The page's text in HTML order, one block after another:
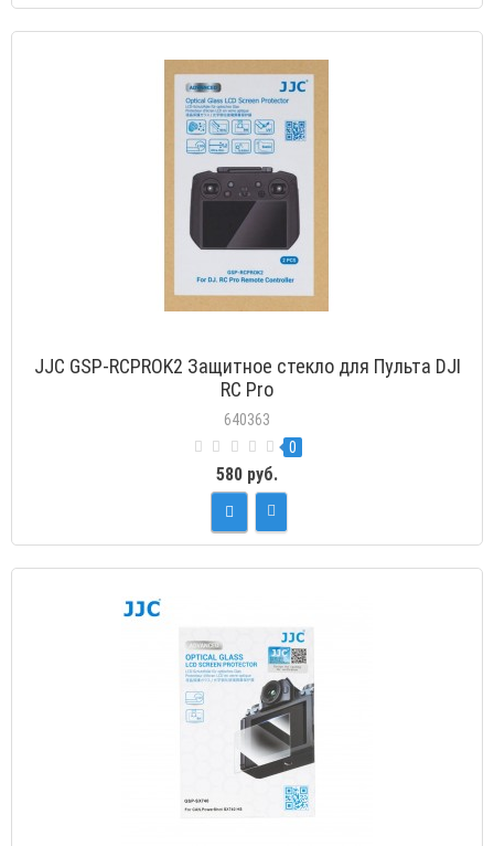
JJC GSP-RCPROK2 Защитное стекло для Пульта DJI
RC Pro
640363
0
580 руб.